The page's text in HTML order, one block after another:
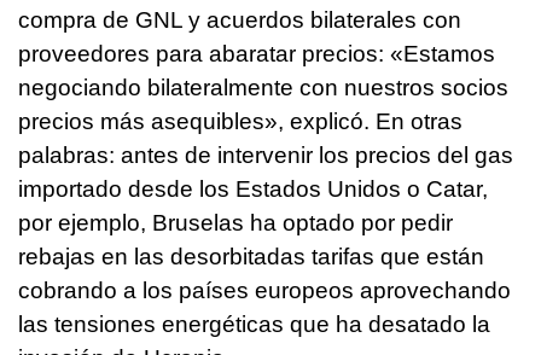
compra de GNL y acuerdos bilaterales con
proveedores para abaratar precios: «Estamos
negociando bilateralmente con nuestros socios
precios más asequibles», explicó. En otras
palabras: antes de intervenir los precios del gas
importado desde los Estados Unidos o Catar,
por ejemplo, Bruselas ha optado por pedir
rebajas en las desorbitadas tarifas que están
cobrando a los países europeos aprovechando
las tensiones energéticas que ha desatado la